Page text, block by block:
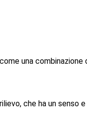
una combinazione
che ha un senso